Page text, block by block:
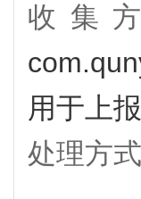
收集
用于上
处理方式